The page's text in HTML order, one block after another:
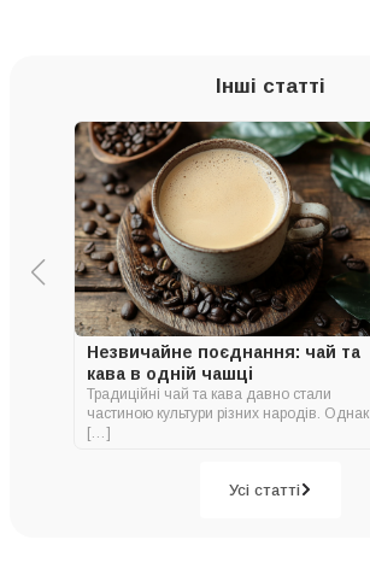
Інші статті
Незвичайне поєднання: чай та
кава в одній чашці
Традиційні чай та кава давно стали
частиною культури різних народів. Однак
[…]
Усі статті